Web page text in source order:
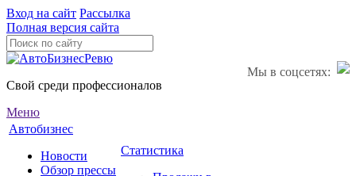
Вход на сайт Рассылка
Полная версия сайта
Мы в соцсетях:
Свой среди профессионалов
Меню
Автобизнес
Новости
Обзор прессы
Статистика